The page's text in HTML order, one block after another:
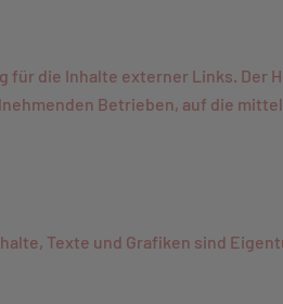
die Inhalte externer Links. Der
Betrieben, auf die
Texte und Grafiken sind